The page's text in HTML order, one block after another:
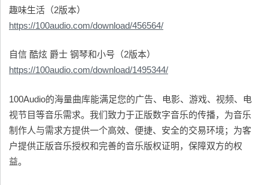
趣味生活（2版本）
https://100audio.com/download/456564/
自信 酷炫 爵士 钢琴和小号（2版本）
https://100audio.com/download/1495344/
100Audio的海量曲库能满足您的广告、电影、游戏、视频、电
视节目等音乐需求。我们致力于正版数字音乐的传播，为音乐
制作人与需求方提供一个高效、便捷、安全的交易环境；为客
户提供正版音乐授权和完善的音乐版权证明，保障双方的权
益。